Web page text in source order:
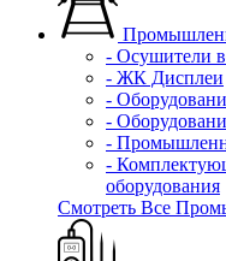
- Осушители
- ЖК Дисплеи
-
-
-
-
оборудования
Смотреть Все